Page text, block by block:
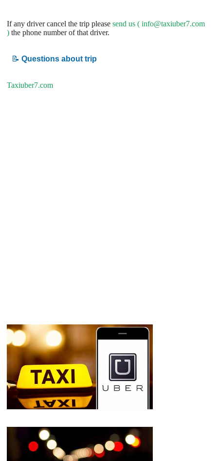
If any driver cancel the trip please send us ( info@taxiuber7.com
) the phone number of that driver.
📝 Questions about trip
Taxiuber7.com